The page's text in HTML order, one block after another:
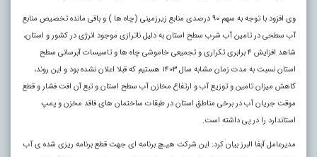
وی افزود با توجه به سهم ۹٠ درصدی منابع زیرزمینی (چاه ها ) و باقی مانده تخصیص منابع
آب سطحی در تامین آب شرب سطح استان به دلیل ناترازی موجود انرژی در کشور و استان،
شاهد افزایش ۴ برابری تکراری و تجمیعی خاموشی چاه ها و تاسیسات آبرسانی سطح
استان نسبت به مدت زمان مشابه سال ۱۴٠۳ هستیم که قبلا اعلان نشده بود و این روند،
کاهش میزان تامین و توزیع آب و ارتفاع مخازن آب سطح استان و تبع آن افت فشار و قطع
موقت جریان آب در برخی مناطق استان در طبقات ساختمان های فاقد مخزن و پمپ
استاندارد را در پی داشته است.
مدیرعامل آبفا البرز بیان کرد: این شرکت هیـچ برنامه ای جهت قطع برنامه ریزی شده ی آب